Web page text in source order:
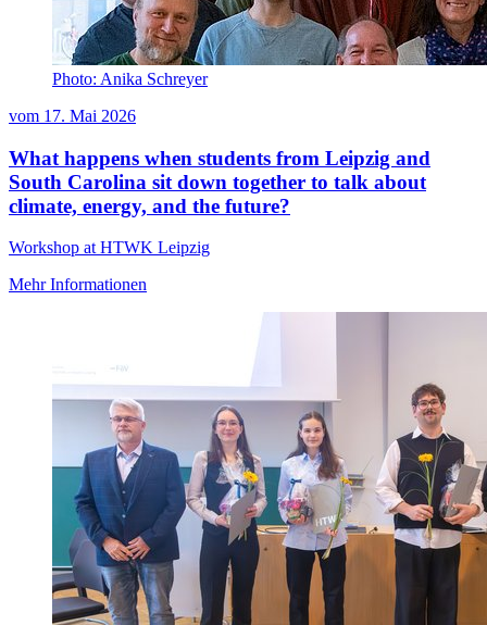
Photo: Anika Schreyer
vom 17. Mai 2026
What happens when students from Leipzig and
South Carolina sit down together to talk about
climate, energy, and the future?
Workshop at HTWK Leipzig
Mehr Informationen